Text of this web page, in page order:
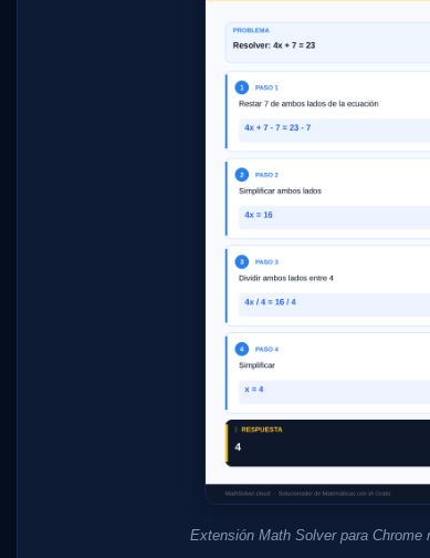
Extensión Math Solver para Chrome